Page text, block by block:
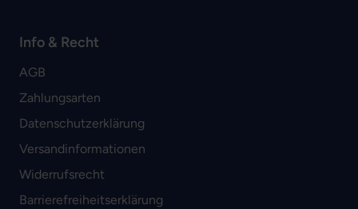
Info & Recht
AGB
Zahlungsarten
Datenschutzerklärung
Versandinformationen
Widerrufsrecht
Barrierefreiheitserklärung